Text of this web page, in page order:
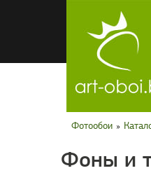
Фотообои »
Фоны и